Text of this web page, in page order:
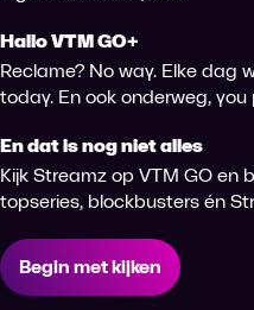
Hallo VTM GO+
Reclame? No way. Elke dag
today. En ook onderweg, you
En dat is nog niet alles
Kijk Streamz op VTM GO en
topseries, blockbusters én
Begin met kijken